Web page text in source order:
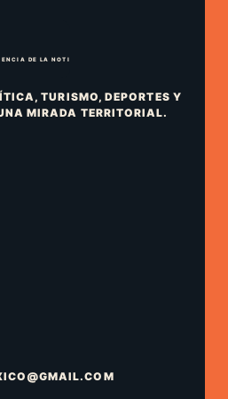
TURISMO, DEPORTES Y
MIRADA TERRITORIAL.